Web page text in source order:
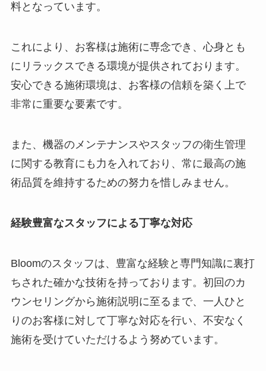
料となっています。
これにより、お客様は施術に専念でき、心身とも
にリラックスできる環境が提供されております。
安心できる施術環境は、お客様の信頼を築く上で
非常に重要な要素です。
また、機器のメンテナンスやスタッフの衛生管理
に関する教育にも力を入れており、常に最高の施
術品質を維持するための努力を惜しみません。
経験豊富なスタッフによる丁寧な対応
Bloomのスタッフは、豊富な経験と専門知識に裏打
ちされた確かな技術を持っております。初回のカ
ウンセリングから施術説明に至るまで、一人ひと
りのお客様に対して丁寧な対応を行い、不安なく
施術を受けていただけるよう努めています。